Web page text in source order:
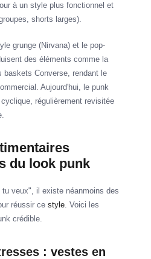
à un style plus fonctionnel et
shorts larges).
grunge (Nirvana) et le pop-
des éléments comme la
baskets Converse, rendant le
Aujourd'hui, le punk
régulièrement revisitée
du look punk
veux", il existe néanmoins des
réussir ce style. Voici les
crédible.
: vestes en